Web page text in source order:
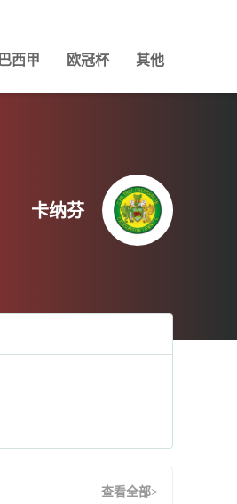
巴西甲 欧冠杯 其他
卡纳芬
查看全部>